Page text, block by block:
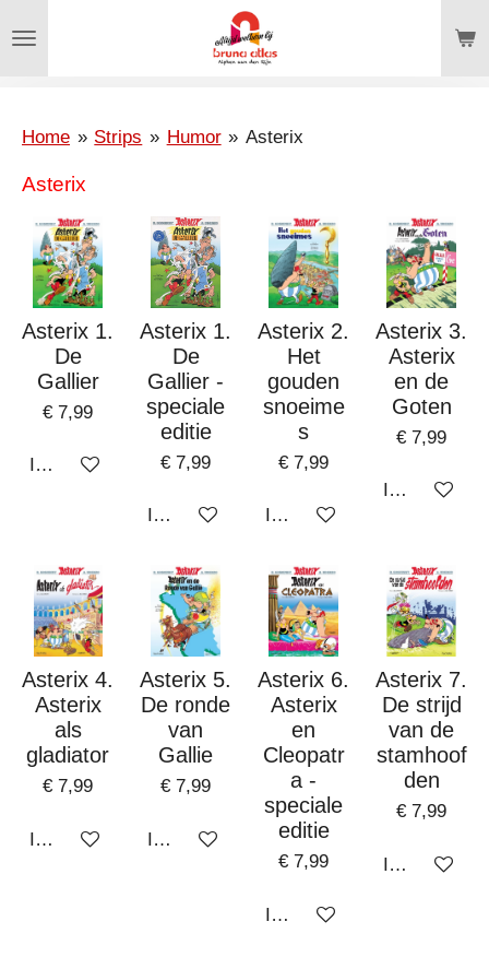
direct
hoofdinhoud
Home » Strips » Humor » Asterix
Asterix
Asterix 1.
De
Gallier
€ 7,99
In winkelwagen
Asterix 1.
De
Gallier -
speciale
editie
€ 7,99
In winkelwagen
Asterix 2.
Het
gouden
snoeime
s
€ 7,99
In winkelwagen
Asterix 3.
Asterix
en de
Goten
€ 7,99
In
Asterix 4.
Asterix
als
gladiator
€ 7,99
In winkelwagen
Asterix 5.
De ronde
van
Gallie
€ 7,99
In winkelwagen
Asterix 6.
Asterix
en
Cleopatr
a -
speciale
editie
€ 7,99
In winkelwagen
Asterix 7.
De strijd
van de
stamhoof
den
€ 7,99
In